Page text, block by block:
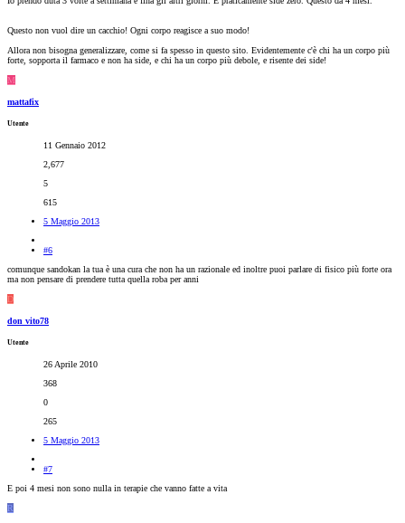
Questo non vuol dire un cacchio! Ogni corpo reagisce a suo modo!
Allora non bisogna generalizzare, come si fa spesso in questo sito. Evidentemente c'è chi ha un corpo più
forte, sopporta il farmaco e non ha side, e chi ha un corpo più debole, e risente dei side!
M
mattafix
Utente
11 Gennaio 2012
2,677
5
615
5 Maggio 2013
#6
comunque sandokan la tua è una cura che non ha un razionale ed inoltre puoi parlare di fisico più forte ora
ma non pensare di prendere tutta quella roba per anni
D
don vito78
Utente
26 Aprile 2010
368
0
265
5 Maggio 2013
#7
E poi 4 mesi non sono nulla in terapie che vanno fatte a vita
R